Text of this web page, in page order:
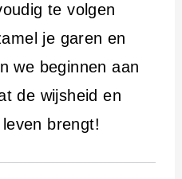
te volgen
je garen en
we beginnen aan
de wijsheid en
brengt!